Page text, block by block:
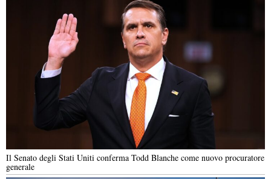
Il Senato degli Stati Uniti conferma Todd Blanche come nuovo procuratore
generale